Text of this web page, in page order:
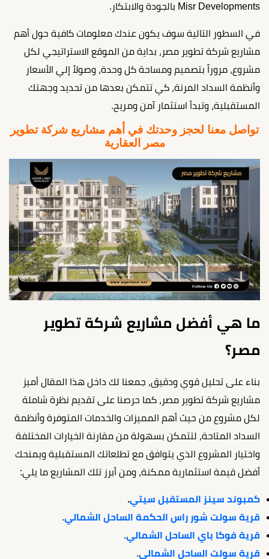
Misr Developments بالجودة والابتكار.
في السطور التالية سوف يكون عندك معلومات كافية حول أهم
مشاريع شركة تطوير مصر، بداية من الموقع الاستراتيجي لكل
مشروع، مروراً بتصميم ومساحة كل وحدة، وصولاً إلي الأسعار
وأنظمة السداد المرنة، كي تتمكن بعدها من تحديد وجهتك
المستقبلية، وتبدأ استثمار آمن ومريح.
تواصل معنا لحجز وحدتك في أهم مشاريع شركة تطوير
مصر العقارية
ما هي أفضل مشاريع شركة تطوير
مصر؟
بناء على تحليل قوي ودقيق، جمعنا لك داخل هذا المقال أميز
مشاريع شركة تطوير مصر، كما حرصنا على تقديم نظرة شاملة
لكل مشروع من حيث أهم المميزات والخدمات المتوفرة وأنظمة
السداد المتاحة، لتتمكن بسهولة من مقارنة الخيارات المختلفة
واختيار المشروع الذي يتوافق مع تطلعاتك المستقبلية ويمنحك
أفضل قيمة استثمارية ممكنة، ومن أبرز تلك المشاريع ما يلي:
كمبوند سينز المستقبل سيتي.
قرية سولت شور راس الحكمة الساحل الشمالي.
قرية فوكا باي الساحل الشمالي.
قرية سولت الساحل الشمالي.